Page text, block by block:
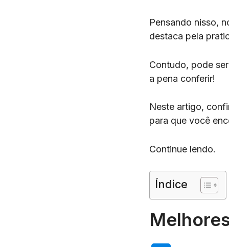
Pensando nisso,
destaca pela
Contudo, pode
a pena conferir!
Neste artigo,
para que você
Continue lendo.
Índice